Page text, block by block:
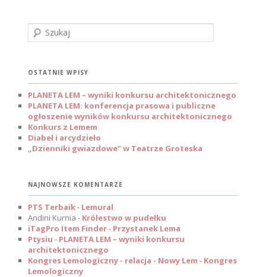
a
OSTATNIE WPISY
PLANETA LEM – wyniki konkursu architektonicznego
PLANETA LEM: konferencja prasowa i publiczne
ogłoszenie wyników konkursu architektonicznego
Konkurs z Lemem
Diabeł i arcydzieło
„Dzienniki gwiazdowe” w Teatrze Groteska
NAJNOWSZE KOMENTARZE
PTS Terbaik- Lemural
Andini Kurnia - Królestwo w pudełku
iTagPro Item Finder- Przystanek Lema
Ptysiu - PLANETA LEM – wyniki konkursu
architektonicznego
Kongres Lemologiczny - relacja - Nowy Lem - Kongres
Lemologiczny